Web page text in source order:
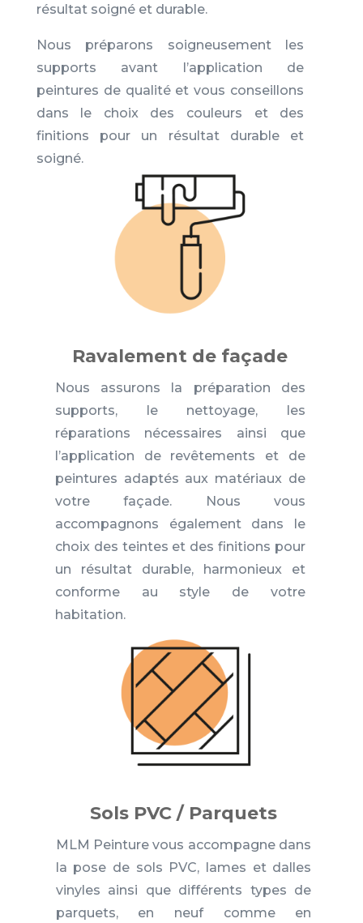
résultat soigné et durable.
Nous préparons soigneusement les
supports avant l’application de
peintures de qualité et vous conseillons
dans le choix des couleurs et des
finitions pour un résultat durable et
soigné.
Ravalement de façade
Nous assurons la préparation des
supports, le nettoyage, les
réparations nécessaires ainsi que
l’application de revêtements et de
peintures adaptés aux matériaux de
votre façade. Nous vous
accompagnons également dans le
choix des teintes et des finitions pour
un résultat durable, harmonieux et
conforme au style de votre
habitation.
Sols PVC / Parquets
MLM Peinture vous accompagne dans
la pose de sols PVC, lames et dalles
vinyles ainsi que différents types de
parquets, en neuf comme en